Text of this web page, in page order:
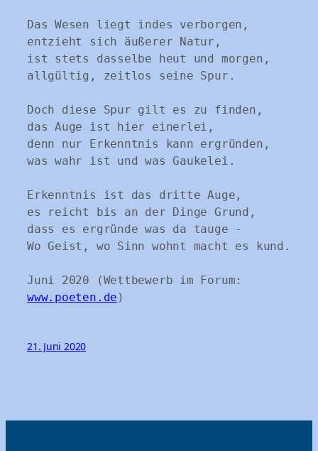
Das Wesen liegt indes verborgen,
entzieht sich äußerer Natur,
ist stets dasselbe heut und morgen,
allgültig, zeitlos seine Spur.
Doch diese Spur gilt es zu finden,
das Auge ist hier einerlei,
denn nur Erkenntnis kann ergründen,
was wahr ist und was Gaukelei.
Erkenntnis ist das dritte Auge,
es reicht bis an der Dinge Grund,
dass es ergründe was da tauge -
Wo Geist, wo Sinn wohnt macht es kund.
www.poeten.de )
21. Juni 2020